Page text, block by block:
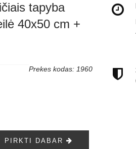
tapyba
40x50 cm +
Prekes kodas: 1960
PIRKTI DABAR